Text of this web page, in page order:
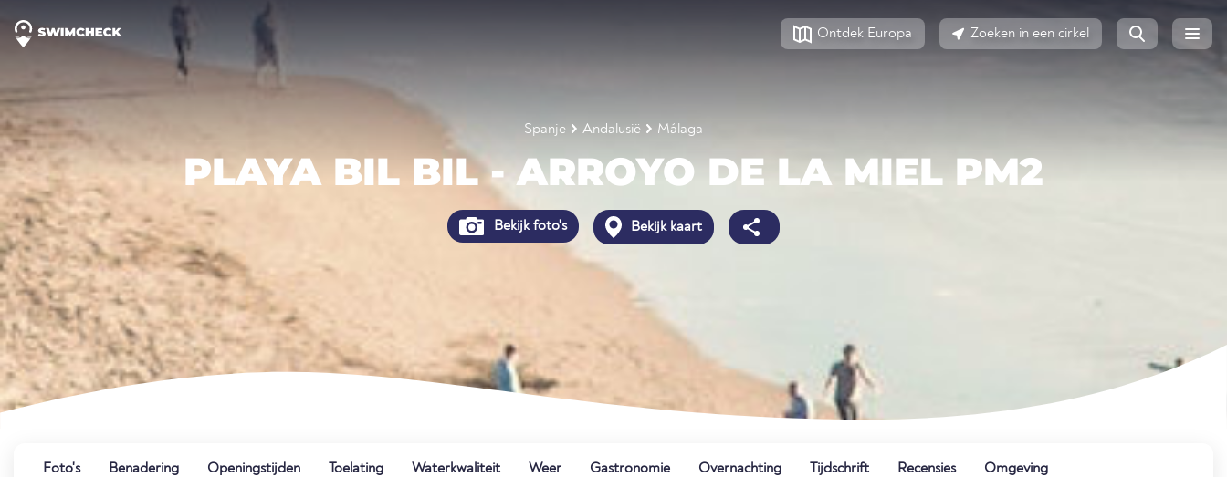
Ontdek Europa Zoeken in een cirkel
Spanje Andalusië Málaga
PLAYA BIL BIL - ARROYO DE LA MIEL PM2
Bekijk foto's Bekijk kaart
Foto's Benadering Openingstijden Toelating Waterkwaliteit Weer Gastronomie Overnachting Tijdschrift Recensies Omgeving